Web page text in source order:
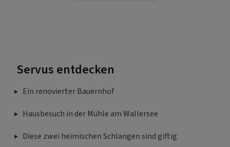
Servus entdecken
Ein renovierter Bauernhof
Hausbesuch in der Mühle am Wallersee
Diese zwei heimischen Schlangen sind giftig